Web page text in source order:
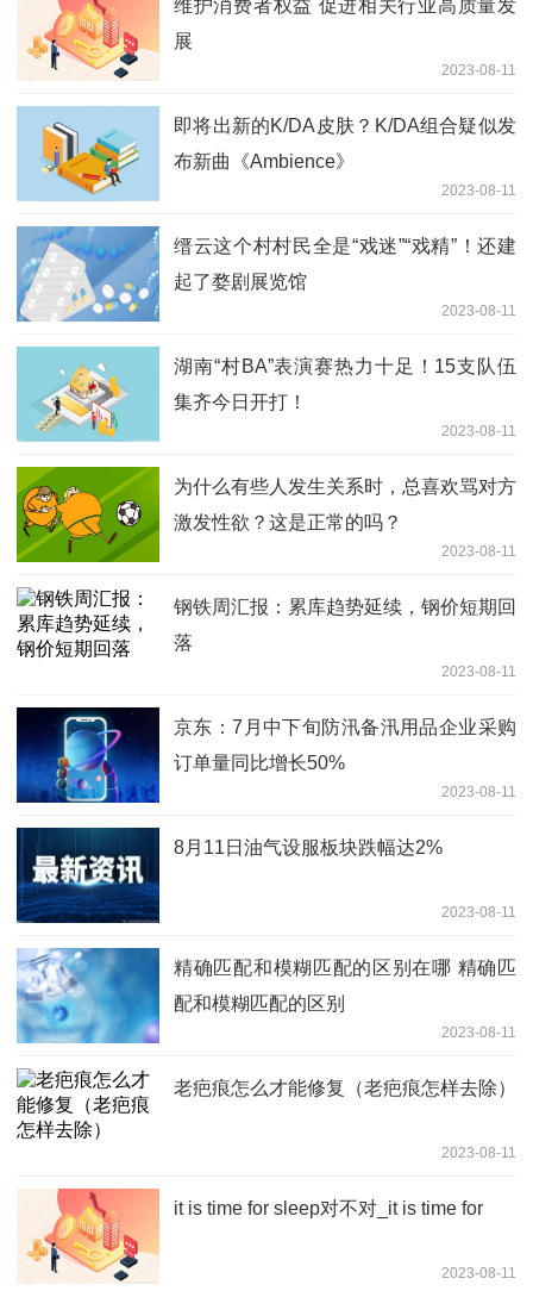
维护消费者权益 促进相关行业高质量发
展
2023-08-11
即将出新的K/DA皮肤？K/DA组合疑似发
布新曲《Ambience》
2023-08-11
缙云这个村村民全是“戏迷”“戏精”！还建
起了婺剧展览馆
2023-08-11
湖南“村BA”表演赛热力十足！15支队伍
集齐今日开打！
2023-08-11
为什么有些人发生关系时，总喜欢骂对方
激发性欲？这是正常的吗？
2023-08-11
钢铁周汇报：累库趋势延续，钢价短期回
落
2023-08-11
京东：7月中下旬防汛备汛用品企业采购
订单量同比增长50%
2023-08-11
8月11日油气设服板块跌幅达2%
2023-08-11
精确匹配和模糊匹配的区别在哪 精确匹
配和模糊匹配的区别
2023-08-11
老疤痕怎么才能修复（老疤痕怎样去除）
2023-08-11
it is time for sleep对不对_it is time for
2023-08-11